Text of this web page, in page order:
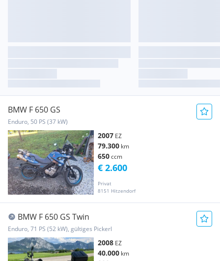
BMW F 650 GS
Enduro, 50 PS (37 kW)
2007 EZ
79.300 km
650ccm
Privat
8151 Hitzendorf
€ 2.600
BMW F 650 GS Twin
Enduro, 71 PS (52 kW), gültiges Pickerl
2008 EZ
40.000 km